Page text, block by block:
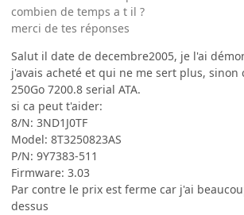
combien de temps a t il ?
merci de tes réponses
Salut il date de decembre2005, je l'ai
j'avais acheté et qui ne me sert plus, sinon
250Go 7200.8 serial ATA.
si ca peut t'aider:
8/N: 3ND1J0TF
Model: 8T3250823AS
P/N: 9Y7383-511
Firmware: 3.03
Par contre le prix est ferme car j'ai
dessus